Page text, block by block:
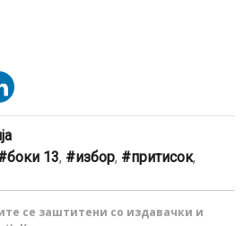
боки 13, избор, притисок,
се заштитени со издавачки и